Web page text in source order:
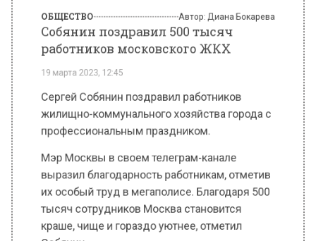
19 марта 2023, 12:45
Сергей Собянин поздравил работников
жилищно-коммунального хозяйства города с
профессиональным праздником.
Мэр Москвы в своем телеграм-канале
выразил благодарность работникам, отметив
тысяч сотрудников Москва становится
краше, чище и гораздо уютнее, отметил
Собянин.